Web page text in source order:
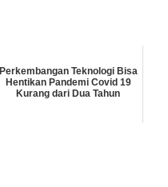
Perkembangan Teknologi Bisa
Hentikan Pandemi Covid 19
Kurang dari Dua Tahun